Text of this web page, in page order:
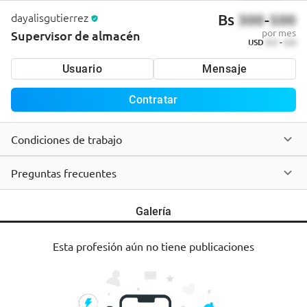
dayalisgutierrez
Supervisor de almacén
Bs 300-500
por mes
USD - 0.6
Usuario Mensaje
Contratar
Condiciones de trabajo
Preguntas frecuentes
Galería
Esta profesión aún no tiene publicaciones